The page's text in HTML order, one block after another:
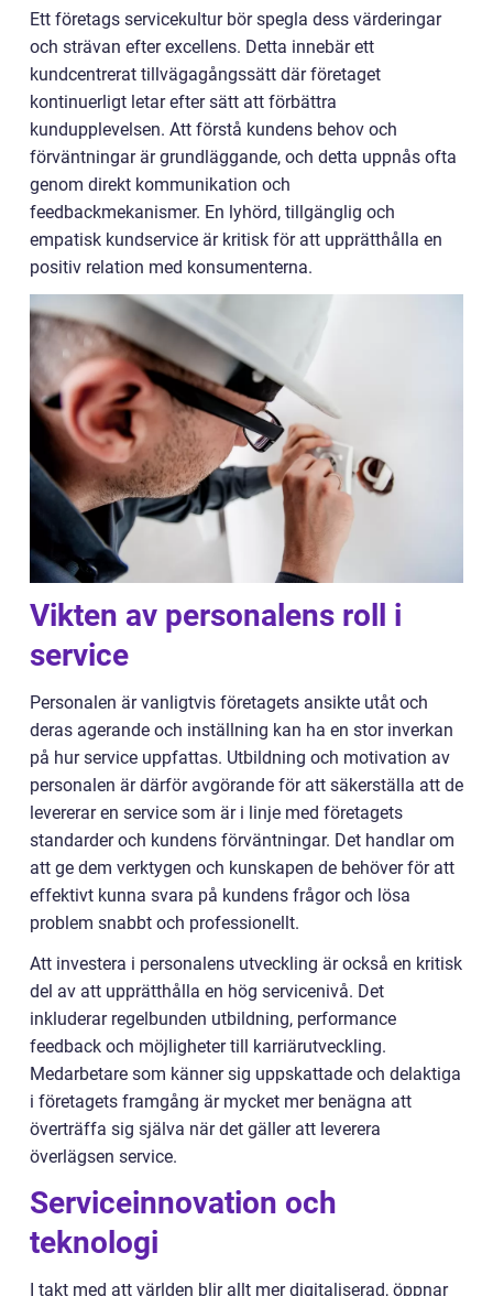
Ett företags servicekultur bör spegla dess värderingar
och strävan efter excellens. Detta innebär ett
kundcentrerat tillvägagångssätt där företaget
kontinuerligt letar efter sätt att förbättra
kundupplevelsen. Att förstå kundens behov och
förväntningar är grundläggande, och detta uppnås ofta
genom direkt kommunikation och
feedbackmekanismer. En lyhörd, tillgänglig och
empatisk kundservice är kritisk för att upprätthålla en
positiv relation med konsumenterna.
Vikten av personalens roll i
service
Personalen är vanligtvis företagets ansikte utåt och
deras agerande och inställning kan ha en stor inverkan
på hur service uppfattas. Utbildning och motivation av
personalen är därför avgörande för att säkerställa att de
levererar en service som är i linje med företagets
standarder och kundens förväntningar. Det handlar om
att ge dem verktygen och kunskapen de behöver för att
effektivt kunna svara på kundens frågor och lösa
problem snabbt och professionellt.
Att investera i personalens utveckling är också en kritisk
del av att upprätthålla en hög servicenivå. Det
inkluderar regelbunden utbildning, performance
feedback och möjligheter till karriärutveckling.
Medarbetare som känner sig uppskattade och delaktiga
i företagets framgång är mycket mer benägna att
överträffa sig själva när det gäller att leverera
överlägsen service.
Serviceinnovation och
teknologi
I takt med att världen blir allt mer digitaliserad, öppnar